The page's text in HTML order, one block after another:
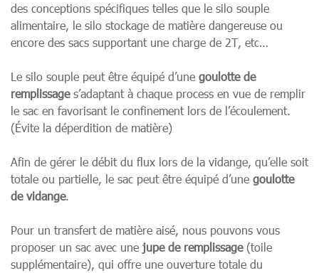
des conceptions spécifiques telles que le silo souple
alimentaire, le silo stockage de matière dangereuse ou
encore des sacs supportant une charge de 2T, etc…
Le silo souple peut être équipé d’une goulotte de
remplissages’adaptant à chaque process en vue de remplir
le sac en favorisant le confinement lors de l’écoulement.
(Évite la déperdition de matière)
Afin de gérer le débit du flux lors de la vidange, qu’elle soit
totale ou partielle, le sac peut être équipé d’une goulotte
de vidange.
Pour un transfert de matière aisé, nous pouvons vous
proposer un sac avec une jupe de remplissage (toile
supplémentaire), qui offre une ouverture totale du